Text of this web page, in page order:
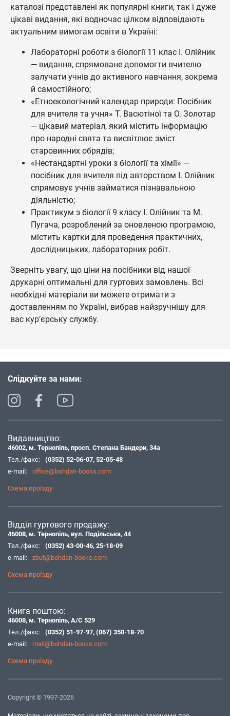
каталозі представлені як популярні книги, так і дуже
цікаві видання, які водночас цілком відповідають
актуальним вимогам освіти в Україні:
Лабораторні роботи з біології 11 клас І. Олійник
— видання, спрямоване допомогти вчителю
залучати учнів до активного навчання, зокрема
й самостійного;
«Етноекологічний календар природи: Посібник
для вчителя та учня» Т. Васютіної та О. Золотар
— цікавий матеріал, який містить інформацію
про народні свята та висвітлює зміст
старовинних обрядів;
«Нестандартні уроки з біології та хімії» —
посібник для вчителя під авторством І. Олійник
спрямовує учнів займатися пізнавальною
діяльністю;
Практикум з біології 9 класу І. Олійник та М.
Пугача, розроблений за оновленою програмою,
містить картки для проведення практичних,
дослідницьких, лабораторних робіт.
Зверніть увагу, що ціни на посібники від нашої
друкарні оптимальні для гуртових замовлень. Всі
необхідні матеріали ви можете отримати з
доставленням по Україні, вибрав найзручнішу для
вас кур’єрську службу.
Слідкуйте за нами:
Видавництво:
46002, м. Тернопіль, просп. Степана Бандери, 34а
Тел./факс:
(0352) 52-06-07, 52-05-48
e-mail:
office@bohdan-books.com
Схема проїзду
Відділ гуртового продажу:
46008, м. Тернопіль, вул. Подільська, 44
Тел./факс:
(0352) 43-00-46, 25-18-09
e-mail:
zbut@bohdan-books.com
Схема проїзду
Книга поштою:
46008, м. Тернопіль, А/С 529
Тел./факс:
(0352) 51-97-97, (067) 350-18-70
e-mail:
mail@bohdan-books.com
Схема проїзду
Copyright © 1997-2026